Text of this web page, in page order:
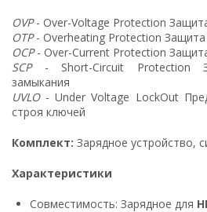
OVP- Over-Voltage Protection
OTP- Overheating Protection Защита
OCP- Over-Current Protection
SCP- Short-Circuit Protection
замыкания
UVLO- Under Voltage LockOut
строя ключей
Комплект: Зарядное устройство,
Характеристики
Совместимость: Зарядное для